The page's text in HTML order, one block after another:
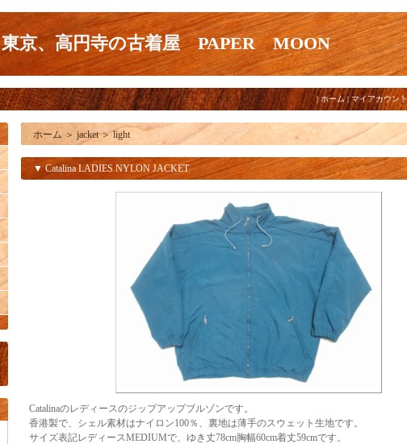
東京、高円寺の古着屋 PAPER MOON
|ホーム|マイアカウント
ホーム ＞ jacket ＞ light
▼ Catalina LADIES NYLON JACKET
Catalinaのレディースのジップアップブルゾンです。
香港製で、シェル素材はナイロン100％、裏地は薄手のスウェット生地です。
サイズ表記レディースMEDIUMで、ゆき丈78cm胸幅60cm着丈59cmです。